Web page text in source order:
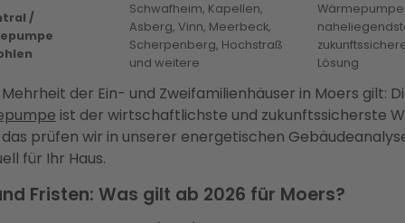
/
Schwafheim, Kapellen,
Asberg, Vinn, Meerbeck,
Scherpenberg, Hochstraß
und weitere
Wärmepumpe
Lösung
der Ein- und Zweifamilienhäuser in Moers gilt:
ist der wirtschaftlichste und zukunftssicherste
prüfen wir in unserer energetischen
für Ihr Haus.
Fristen: Was gilt ab 2026 für Moers?